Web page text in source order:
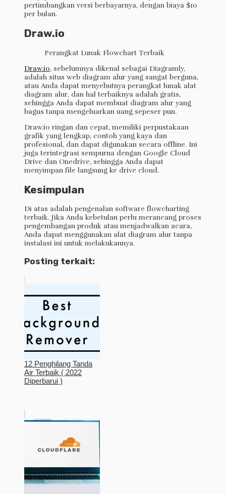
pertimbangkan versi berbayarnya, dengan biaya $10
per bulan.
Draw.io
Draw.io, sebelumnya dikenal sebagai Diagramly,
adalah situs web diagram alur yang sangat berguna,
atau Anda dapat menyebutnya perangkat lunak alat
diagram alur, dan hal terbaiknya adalah gratis,
sehingga Anda dapat membuat diagram alur yang
bagus tanpa mengeluarkan uang sepeser pun.
Draw.io ringan dan cepat, memiliki perpustakaan
grafik yang lengkap, contoh yang kaya dan
profesional, dan dapat digunakan secara offline. Ini
juga terintegrasi sempurna dengan Google Cloud
Drive dan Onedrive, sehingga Anda dapat
menyimpan file langsung ke drive cloud.
Kesimpulan
Di atas adalah pengenalan software flowcharting
terbaik. Jika Anda kebetulan perlu merancang proses
pengembangan produk atau menjadwalkan acara,
Anda dapat menggunakan alat diagram alur tanpa
instalasi ini untuk melakukannya.
Posting terkait:
12 Penghilang Tanda
Air Terbaik ( 2022
Diperbarui )